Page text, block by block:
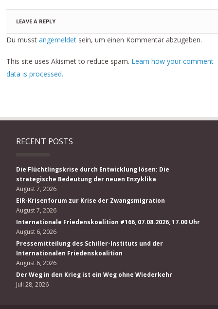
LEAVE A REPLY
Du musstangemeldet sein, um einen Kommentar abzugeben.
This site uses Akismet to reduce spam. Learn how your comment
data is processed.
RECENT POSTS
Die Flüchtlingskrise durch Entwicklung lösen: Die
strategische Bedeutung der neuen Enzyklika
August 7, 2026
EIR-Krisenforum zur Krise der Zwangsmigration
August 7, 2026
Internationale Friedenskoalition #166, 07.08.2026, 17.00 Uhr
August 6, 2026
Pressemitteilung des Schiller-Instituts und der
Internationalen Friedenskoalition
August 6, 2026
Der Weg in den Krieg ist ein Weg ohne Wiederkehr
Juli 28, 2026